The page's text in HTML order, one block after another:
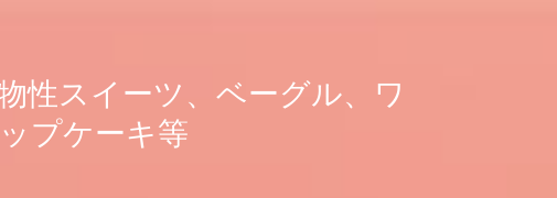
性スイーツ、ベーグル、ワ
プケーキ等